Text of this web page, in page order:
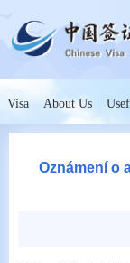
Visa About Us
Oznámení o